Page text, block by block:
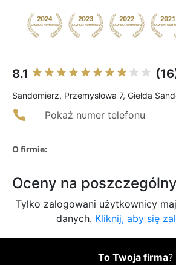
8.1
Sandomierz, Przemysłowa 7, Giełda
Pokaż numer telefonu
O firmie:
Oceny na
Tylko zalogowani użytkownicy
danych. Kliknij, aby się
To Twoja firma?